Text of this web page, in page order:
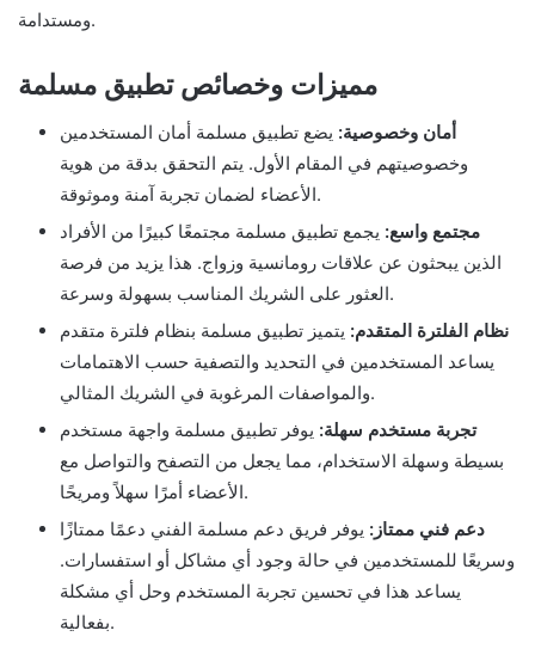
ومستدامة.
مميزات وخصائص تطبيق مسلمة
أمان وخصوصية: يضع تطبيق مسلمة أمان المستخدمين
وخصوصيتهم في المقام الأول. يتم التحقق بدقة من هوية
الأعضاء لضمان تجربة آمنة وموثوقة.
مجتمع واسع: يجمع تطبيق مسلمة مجتمعًا كبيرًا من الأفراد
الذين يبحثون عن علاقات رومانسية وزواج. هذا يزيد من فرصة
العثور على الشريك المناسب بسهولة وسرعة.
نظام الفلترة المتقدم: يتميز تطبيق مسلمة بنظام فلترة متقدم
يساعد المستخدمين في التحديد والتصفية حسب الاهتمامات
والمواصفات المرغوبة في الشريك المثالي.
تجربة مستخدم سهلة: يوفر تطبيق مسلمة واجهة مستخدم
بسيطة وسهلة الاستخدام، مما يجعل من التصفح والتواصل مع
الأعضاء أمرًا سهلاً ومريحًا.
دعم فني ممتاز: يوفر فريق دعم مسلمة الفني دعمًا ممتازًا
وسريعًا للمستخدمين في حالة وجود أي مشاكل أو استفسارات.
يساعد هذا في تحسين تجربة المستخدم وحل أي مشكلة
بفعالية.